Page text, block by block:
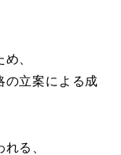
、
の立案による成
る、